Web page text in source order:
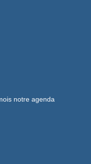
notre agenda